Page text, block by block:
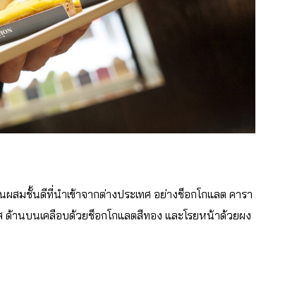
สมชั้นดีที่นำเข้าจากต่างประเทศ อย่างช็อกโกแลต คารา
านบนเคลือบด้วยช็อกโกแลตสีทอง และโรยหน้าด้วยผง